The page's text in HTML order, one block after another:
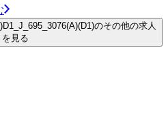
のその他の求人
を見る